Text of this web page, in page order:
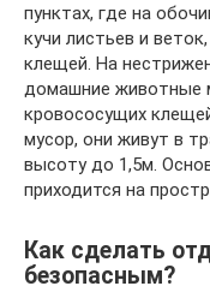
пунктах, где на
кучи листьев и
клещей. На
домашние животные
кровососущих
мусор, они живут в
высоту до 1,5м.
приходится на
Как сделать
безопасным?